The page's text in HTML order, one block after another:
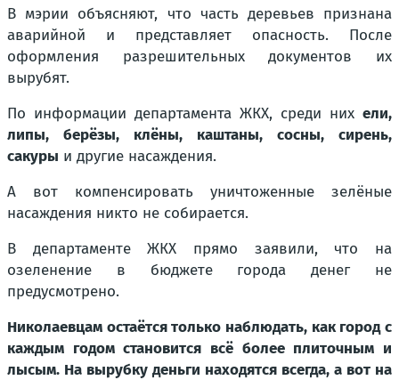
В мэрии объясняют, что часть деревьев признана
аварийной и представляет опасность. После
оформления разрешительных документов их
вырубят.
По информации департамента ЖКХ, среди них ели,
липы, берёзы, клёны, каштаны, сосны, сирень,
сакуры и другие насаждения.
А вот компенсировать уничтоженные зелёные
насаждения никто не собирается.
В департаменте ЖКХ прямо заявили, что на
озеленение в бюджете города денег не
предусмотрено.
Николаевцам остаётся только наблюдать, как город с
каждым годом становится всё более плиточным и
лысым. На вырубку деньги находятся всегда, а вот на